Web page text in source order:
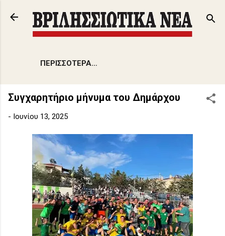
Μετάβαση στο κύριο περιεχόμενο
ΠΕΡΙΣΣΌΤΕΡΑ…
Συγχαρητήριο μήνυμα του Δημάρχου
- Ιουνίου 13, 2025